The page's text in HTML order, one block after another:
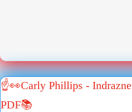
☝👀Carly Phillips -
PDF📚